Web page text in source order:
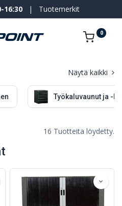
16:30 | Tuotemerkit
0
Näytä kaikki
Työkaluvaunut ja -
16 Tuotteita löydetty.